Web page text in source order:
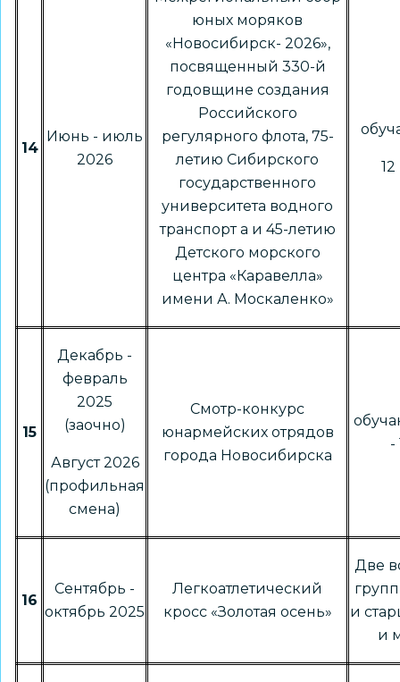
14
Июнь - июль
2026
юных моряков
«Новосибирск- 2026»,
посвященный 330-й
годовщине создания
Российского
регулярного флота, 75-
летию Сибирского
государственного
университета водного
транспорт а и 45-летию
Детского морского
центра «Каравелла»
имени А. Москаленко»
12
15
Декабрь -
февраль
2025
(заочно)
Август 2026
(профильная
смена)
Смотр-конкурс
юнармейских отрядов
города Новосибирска
-
16
Сентябрь -
октябрь 2025
Легкоатлетический
кросс «Золотая осень»
Две
и
и